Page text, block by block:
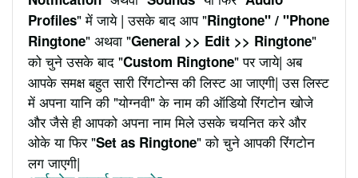
Profiles" में जाये | उसके बाद आप "Ringtone" / "Phone
Ringtone" अथवा "General >> Edit >> Ringtone"
को चुने उसके बाद "Custom Ringtone" पर जाये| अब
आपके समक्ष बहुत सारी रिंगटोन्स की लिस्ट आ जाएगी| उस लिस्ट
में अपना यानि की "योग्नवी" के नाम की ऑडियो रिंगटोन खोजे
और जैसे ही आपको अपना नाम मिले उसके चयनित करे और
ओके या फिर "Set as Ringtone" को चुने आपकी रिंगटोन
लग जाएगी|